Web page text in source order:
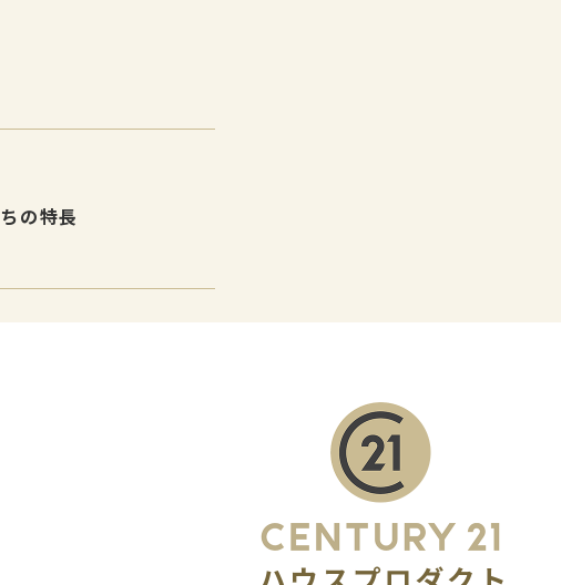
の特長